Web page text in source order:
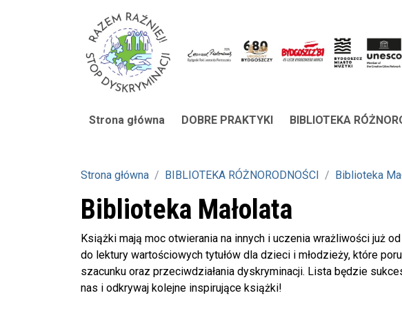
Strona główna DOBRE PRAKTYKI BIBLIOTEKA
Strona główna BIBLIOTEKA RÓŻNORODNOŚCI Biblioteka
Biblioteka Małolata
Książki mają moc otwierania na innych i uczenia wrażliwości już
do lektury wartościowych tytułów dla dzieci i młodzieży, które
szacunku oraz przeciwdziałania dyskryminacji. Lista będzie
nas i odkrywaj kolejne inspirujące książki!